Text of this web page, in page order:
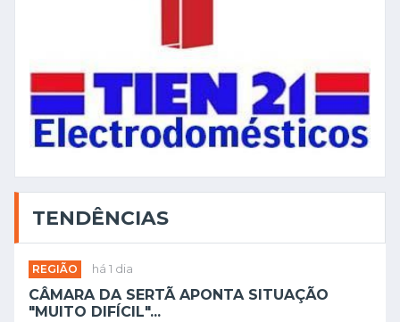
TENDÊNCIAS
REGIÃO há 1 dia
CÂMARA DA SERTÃ APONTA SITUAÇÃO
"MUITO DIFÍCIL"...